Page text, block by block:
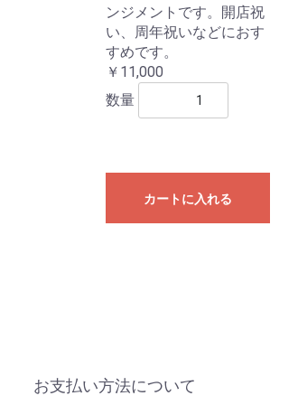
ンジメントです。開店祝
い、周年祝いなどにおす
すめです。
￥11,000
数量
カートに入れる
お支払い方法について